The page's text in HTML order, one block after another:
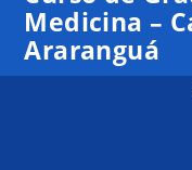
Medicina –
Araranguá